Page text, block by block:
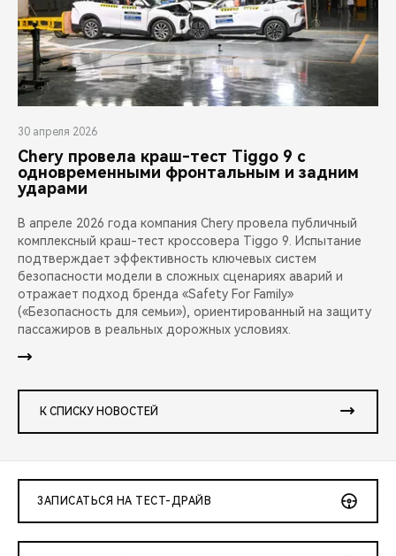
30 апреля 2026
Chery провела краш-тест Tiggo 9 с
одновременными фронтальным и задним
ударами
В апреле 2026 года компания Chery провела публичный
комплексный краш-тест кроссовера Tiggo 9. Испытание
подтверждает эффективность ключевых систем
безопасности модели в сложных сценариях аварий и
отражает подход бренда «Safety For Family»
(«Безопасность для семьи»), ориентированный на защиту
пассажиров в реальных дорожных условиях.
К СПИСКУ НОВОСТЕЙ
ЗАПИСАТЬСЯ НА ТЕСТ-ДРАЙВ